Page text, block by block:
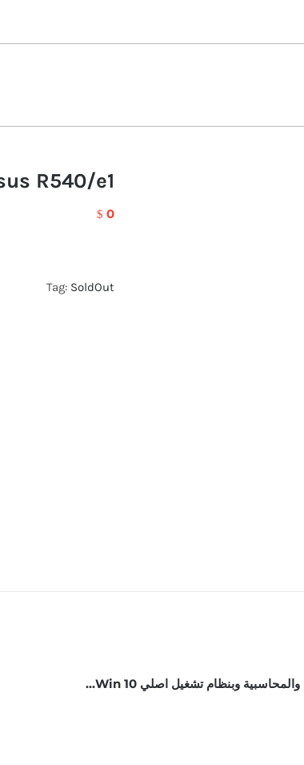
R540/e1
$ 0
Tag: SoldOut